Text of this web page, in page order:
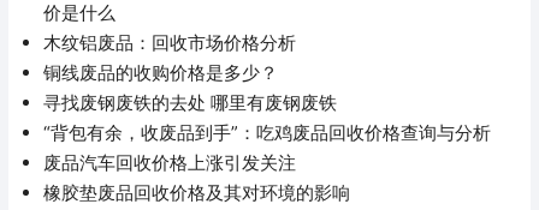
价是什么
木纹铝废品：回收市场价格分析
铜线废品的收购价格是多少？
寻找废钢废铁的去处 哪里有废钢废铁
“背包有余，收废品到手”：吃鸡废品回收价格查询与分析
废品汽车回收价格上涨引发关注
橡胶垫废品回收价格及其对环境的影响